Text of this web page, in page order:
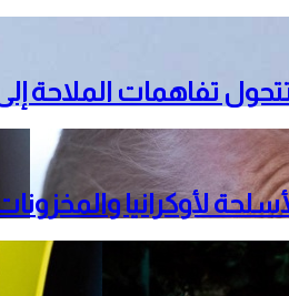
تفاهمات الملاحة
لأوكرانيا